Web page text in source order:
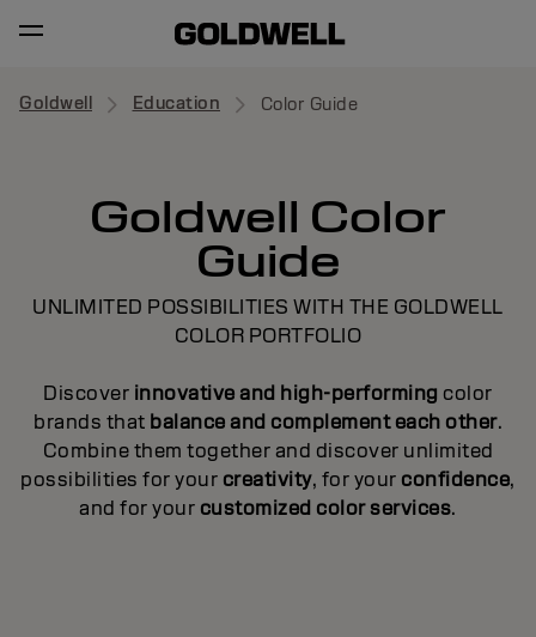
Goldwell Education Color Guide
Goldwell Color
Guide
UNLIMITED POSSIBILITIES WITH THE GOLDWELL
COLOR PORTFOLIO
Discover innovative and high-performing color
brands that balance and complement each other.
Combine them together and discover unlimited
possibilities for your creativity, for your confidence,
and for your customized color services.